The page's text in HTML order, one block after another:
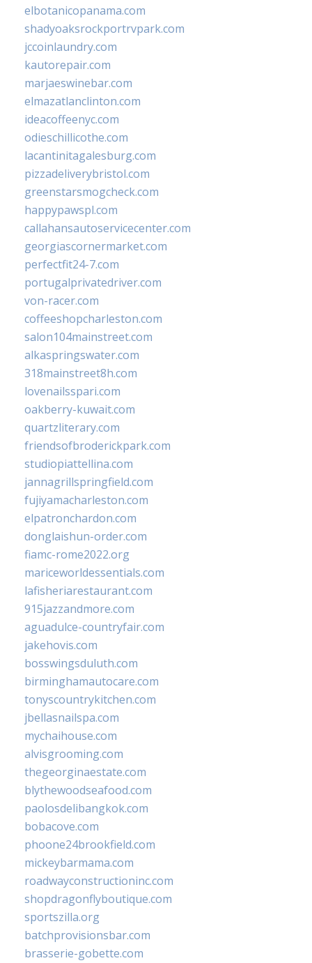
elbotanicopanama.com
shadyoaksrockportrvpark.com
jccoinlaundry.com
kautorepair.com
marjaeswinebar.com
elmazatlanclinton.com
ideacoffeenyc.com
odieschillicothe.com
lacantinitagalesburg.com
pizzadeliverybristol.com
greenstarsmogcheck.com
happypawspl.com
callahansautoservicecenter.com
georgiascornermarket.com
perfectfit24-7.com
portugalprivatedriver.com
von-racer.com
coffeeshopcharleston.com
salon104mainstreet.com
alkaspringswater.com
318mainstreet8h.com
lovenailsspari.com
oakberry-kuwait.com
quartzliterary.com
friendsofbroderickpark.com
studiopiattellina.com
jannagrillspringfield.com
fujiyamacharleston.com
elpatronchardon.com
donglaishun-order.com
fiamc-rome2022.org
mariceworldessentials.com
lafisheriarestaurant.com
915jazzandmore.com
aguadulce-countryfair.com
jakehovis.com
bosswingsduluth.com
birminghamautocare.com
tonyscountrykitchen.com
jbellasnailspa.com
mychaihouse.com
alvisgrooming.com
thegeorginaestate.com
blythewoodseafood.com
paolosdelibangkok.com
bobacove.com
phoone24brookfield.com
mickeybarmama.com
roadwayconstructioninc.com
shopdragonflyboutique.com
sportszilla.org
batchprovisionsbar.com
brasserie-gobette.com